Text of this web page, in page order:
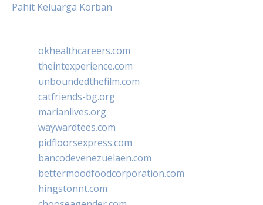
Pahit Keluarga Korban
okhealthcareers.com
theintexperience.com
unboundedthefilm.com
catfriends-bg.org
marianlives.org
waywardtees.com
pidfloorsexpress.com
bancodevenezuelaen.com
bettermoodfoodcorporation.com
hingstonnt.com